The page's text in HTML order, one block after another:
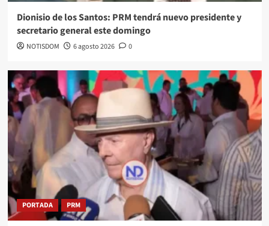
Dionisio de los Santos: PRM tendrá nuevo presidente y
secretario general este domingo
NOTISDOM 6 agosto 2026 0
PORTADA PRM